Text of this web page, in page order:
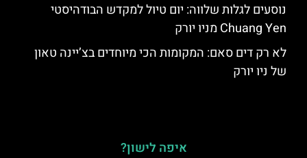
נוסעים לגלות שלווה: יום טיול למקדש הבודהיסטי
Chuang Yen מניו יורק
לא רק דים סאם: המקומות הכי מיוחדים בצ’יינה טאון
של ניו יורק
איפה לישון?